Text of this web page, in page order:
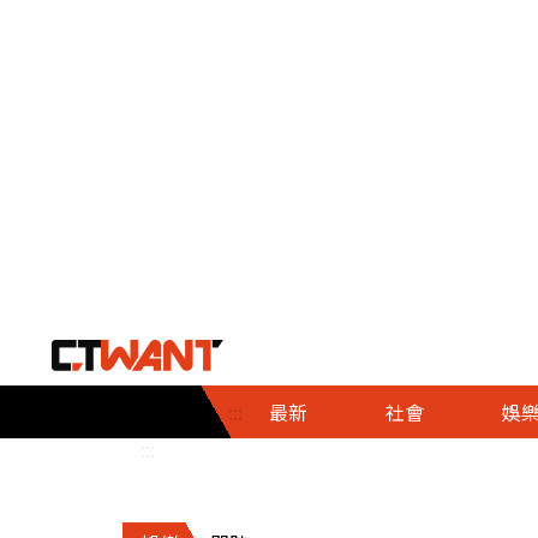
::: 最新 社會
社會首頁
時事
調查
娛樂
娛樂首頁
即時
財經首頁
熱線
政